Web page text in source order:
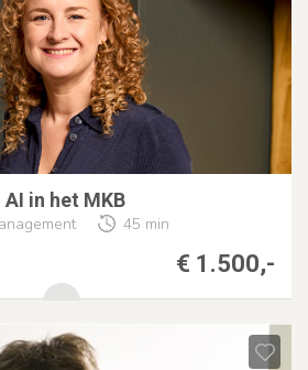
in het MKB
45 min
€ 1.500,-